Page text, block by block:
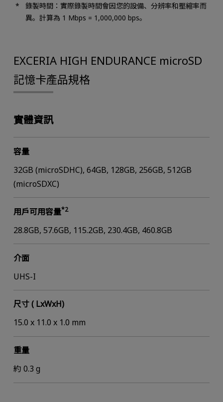
錄製時間：實際錄製時間會因您的設備、分辨率和壓縮率而
異。計算為 1 Mbps = 1,000,000 bps。
EXCERIA HIGH ENDURANCE microSD
記憶卡產品規格
實體資訊
容量
32GB (microSDHC), 64GB, 128GB, 256GB, 512GB
(microSDXC)
用戶可用容量*2
28.8GB, 57.6GB, 115.2GB, 230.4GB, 460.8GB
介面
UHS-I
尺寸 ( LxWxH)
15.0 x 11.0 x 1.0 mm
重量
約 0.3 g